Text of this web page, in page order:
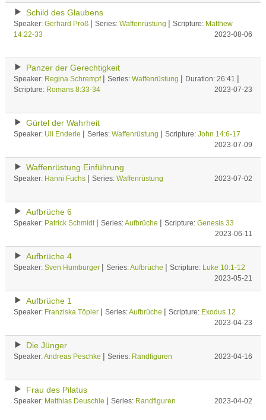
Schild des Glaubens
Speaker: Gerhard Proß Series: Waffenrüstung Scripture: Matthew
14:22-33
2023-08-06
Panzer der Gerechtigkeit
Speaker: Regina Schrempf Series: Waffenrüstung Duration: 26:41
Scripture: Romans 8:33-34 2023-07-23
Gürtel der Wahrheit
Speaker: Uli Enderle Series: Waffenrüstung Scripture: John 14:6-17
2023-07-09
Waffenrüstung Einführung
Speaker: Hanni Fuchs Series: Waffenrüstung 2023-07-02
Aufbrüche 6
Speaker: Patrick Schmidt Series:Aufbrüche Scripture: Genesis 33
2023-06-11
Aufbrüche 4
Speaker: Sven Humburger Series:Aufbrüche Scripture:
Luke 10:1-12
2023-05-21
Aufbrüche 1
Speaker: Franziska Töpler Series:Aufbrüche Scripture: Exodus 12
2023-04-23
Die Jünger
Speaker:Andreas Peschke Series: Randfiguren 2023-04-16
Frau des Pilatus
Speaker: Matthias Deuschle Series: Randfiguren 2023-04-02